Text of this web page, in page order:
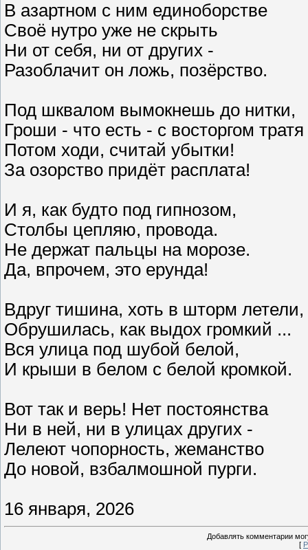
В азартном с ним единоборстве
Своё нутро уже не скрыть
Ни от себя, ни от других -
Разоблачит он ложь, позёрство.
Под шквалом вымокнешь до нитки,
Гроши - что есть - с восторгом тратя
Потом ходи, считай убытки!
За озорство придёт расплата!
И я, как будто под гипнозом,
Столбы цепляю, провода.
Не держат пальцы на морозе.
Да, впрочем, это ерунда!
Вдруг тишина, хоть в шторм летели,
Обрушилась, как выдох громкий ...
Вся улица под шубой белой,
И крыши в белом с белой кромкой.
Вот так и верь! Нет постоянства
Ни в ней, ни в улицах других -
Лелеют чопорность, жеманство
До новой, взбалмошной пурги.
16 января, 2026
Добавлять комментарии
[